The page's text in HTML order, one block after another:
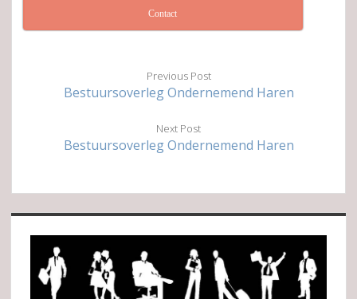
Contact
Previous Post
Bestuursoverleg Ondernemend Haren
Next Post
Bestuursoverleg Ondernemend Haren
Sidebar